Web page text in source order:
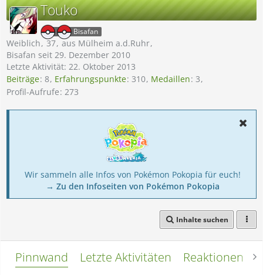
Touko
Bisafan
Weiblich 37 aus Mülheim a.d.Ruhr
Bisafan seit 29. Dezember 2010
Letzte Aktivität: 22. Oktober 2013
Beiträge 8 Erfahrungspunkte 310 Medaillen 3
Profil-Aufrufe 273
Wir sammeln alle Infos von Pokémon Pokopia für euch!
→ Zu den Infoseiten von Pokémon Pokopia
Inhalte suchen
Pinnwand Letzte Aktivitäten Reaktionen